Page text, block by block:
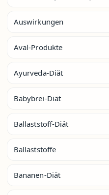
Auswirkungen
Aval-Produkte
Ayurveda-Diät
Babybrei-Diät
Ballaststoff-Diät
Ballaststoffe
Bananen-Diät